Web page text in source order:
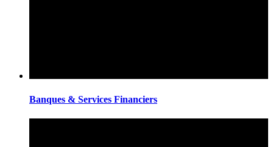
Banques & Services Financiers